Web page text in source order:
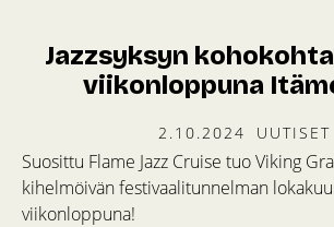
Jazzsyksyn
viikonloppuna
2.10.2024 UUTISET
Suosittu Flame Jazz Cruise tuo Viking
kihelmöivän festivaalitunnelman
viikonloppuna!